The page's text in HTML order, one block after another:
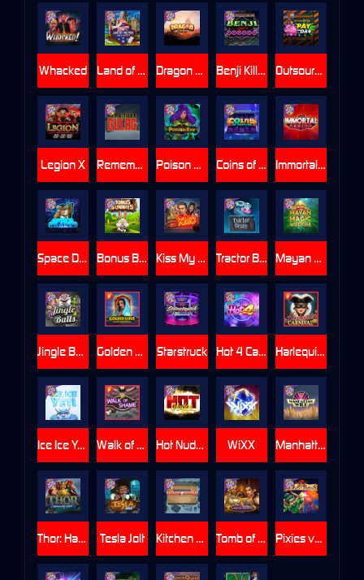
Outsourced: Payday
Manhattan Goes Wild
Kiss My Chainsaw Tractor Beam
Hot Nudge
Space Donkey
Land of the Free
Starstruck
Benji Killed in Vegas
Poison Eve
Tomb of Nefertiti
Golden Genie And The Walking Wilds
Dragon Tribe
Immortal Fruits
Tesla Jolt
Coins of Fortune
Mayan Magic Wildfire
WiXX
Legion X
Bonus Bunnies
Hot 4 Cash
Whacked
Jingle Balls Harlequin Carnival
Walk of Shame
Kitchen Drama: Sushi Mania Pixies vs Pirates
Thor: Hammer Time
Ice Ice Yeti
Remember Gulag